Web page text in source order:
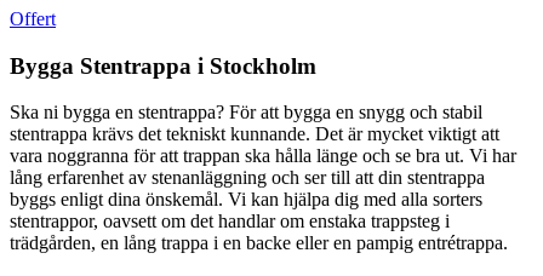
Offert
Bygga Stentrappa i Stockholm
Ska ni bygga en stentrappa? För att bygga en snygg och stabil
stentrappa krävs det tekniskt kunnande. Det är mycket viktigt att
vara noggranna för att trappan ska hålla länge och se bra ut. Vi har
lång erfarenhet av stenanläggning och ser till att din stentrappa
byggs enligt dina önskemål. Vi kan hjälpa dig med alla sorters
stentrappor, oavsett om det handlar om enstaka trappsteg i
trädgården, en lång trappa i en backe eller en pampig entrétrappa.